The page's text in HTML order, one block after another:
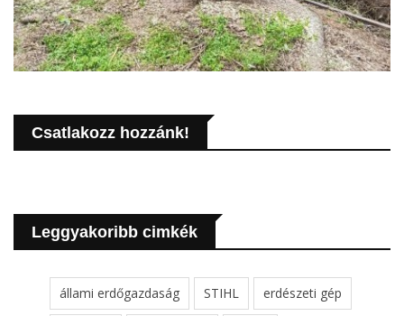
Csatlakozz hozzánk!
Leggyakoribb cimkék
állami erdőgazdaság STIHL erdészeti gép